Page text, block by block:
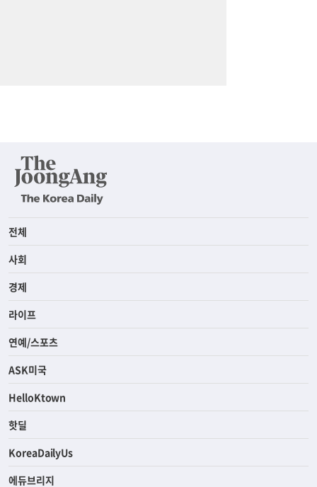
전체
사회
경제
라이프
연예/스포츠
ASK미국
HelloKtown
핫딜